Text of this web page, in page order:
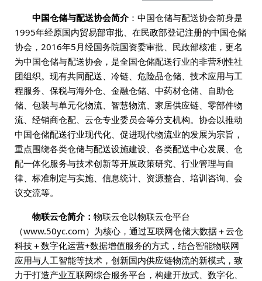
中国仓储与配送协会简介：中国仓储与配送协会前身是
1995年经原国内贸易部审批、在民政部登记注册的中国仓储
协会，2016年5月经国务院国资委审批、民政部核准，更名
为中国仓储与配送协会，是全国仓储配送行业的非营利性社
团组织。现有共同配送、冷链、危险品仓储、技术应用与工
程服务、保税与海外仓、金融仓储、中药材仓储、自助仓
储、包装与单元化物流、智慧物流、家居供应链、零部件物
流、经销商仓配、云仓专业委员会等分支机构。协会以推动
中国仓储配送行业现代化、促进现代物流业的发展为宗旨，
重点围绕各类仓储与配送设施建设、各类配送中心发展、仓
配一体化服务与技术创新等开展政策研究、行业管理与自
律、标准制定与实施、信息统计、资源整合、培训咨询、会
议交流等。
物联云仓简介： 物联云仓以物联云仓平台
（www.50yc.com）为核心，通过互联网仓储大数据＋云仓
科技＋数字化运营+数据增值服务的方式，结合智能物联网
应用与人工智能等技术，创新国内供应链物流的新模式，致
力于打造产业互联网综合服务平台，构建开放式、数字化、